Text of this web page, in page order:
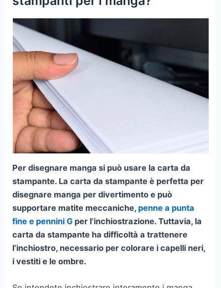
Per disegnare manga si può usare la carta da
stampante. La carta da stampante è perfetta per
disegnare manga per divertimento e può
supportare matite meccaniche, penne a punta
fine e pennini G per l’inchiostrazione. Tuttavia, la
carta da stampante ha difficoltà a trattenere
l’inchiostro, necessario per colorare i capelli neri,
i vestiti e le ombre.